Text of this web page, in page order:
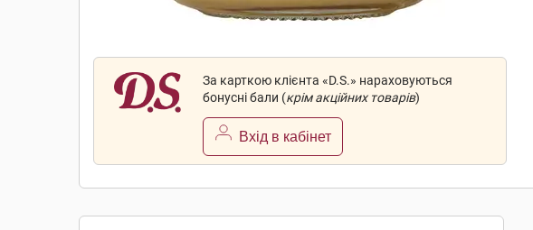
За карткою клієнта «D.S.» нараховуються
бонусні бали (крім акційних товарів)
Вхід в кабінет